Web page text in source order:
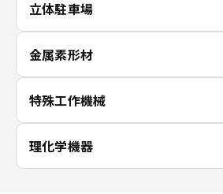
立体駐車場
金属素形材
特殊工作機械
理化学機器